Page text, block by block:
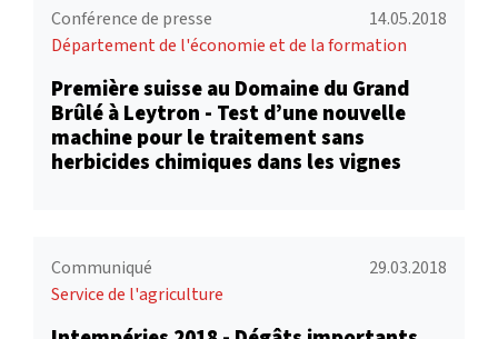
Conférence de presse
14.05.2018
Département de l'économie et de la formation
Première suisse au Domaine du Grand
Brûlé à Leytron - Test d’une nouvelle
machine pour le traitement sans
herbicides chimiques dans les vignes
Communiqué
29.03.2018
Service de l'agriculture